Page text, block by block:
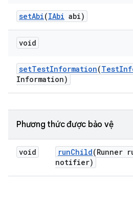
setAbi(IAbi abi)
void
setTestInformation(Test
Information)
Phương thức được bảo vệ
void runChild(Runner
notifier)